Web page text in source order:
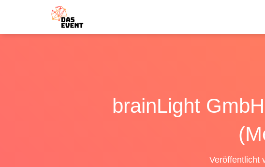
brainLight
Veröffentlicht